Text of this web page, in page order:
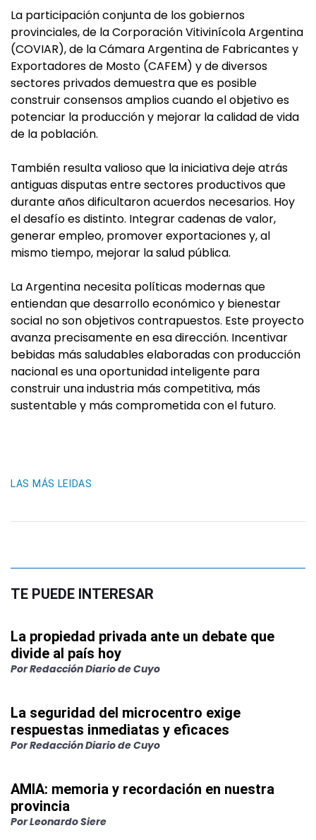
La participación conjunta de los gobiernos
provinciales, de la Corporación Vitivinícola Argentina
(COVIAR), de la Cámara Argentina de Fabricantes y
Exportadores de Mosto (CAFEM) y de diversos
sectores privados demuestra que es posible
construir consensos amplios cuando el objetivo es
potenciar la producción y mejorar la calidad de vida
de la población.
También resulta valioso que la iniciativa deje atrás
antiguas disputas entre sectores productivos que
durante años dificultaron acuerdos necesarios. Hoy
el desafío es distinto. Integrar cadenas de valor,
generar empleo, promover exportaciones y, al
mismo tiempo, mejorar la salud pública.
La Argentina necesita políticas modernas que
entiendan que desarrollo económico y bienestar
social no son objetivos contrapuestos. Este proyecto
avanza precisamente en esa dirección. Incentivar
bebidas más saludables elaboradas con producción
nacional es una oportunidad inteligente para
construir una industria más competitiva, más
sustentable y más comprometida con el futuro.
LAS MÁS LEIDAS
TE PUEDE INTERESAR
La propiedad privada ante un debate que
divide al país hoy
PorRedacción Diario de Cuyo
La seguridad del microcentro exige
respuestas inmediatas y eficaces
PorRedacción Diario de Cuyo
AMIA: memoria y recordación en nuestra
provincia
PorLeonardo Siere